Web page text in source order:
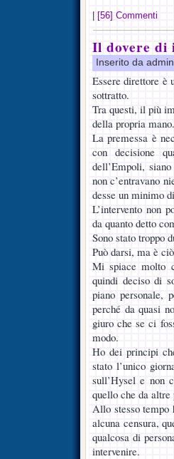
[56] Commenti
Il dovere di
Inserito da
Essere direttore è
sottratto.
Tra questi, il più
della propria mano.
La premessa è
con decisione
dell’Empoli,
non c’entravano
desse un minimo
L’intervento non
da quanto detto
Sono stato troppo
Può darsi, ma è
Mi spiace molto
quindi deciso di
piano personale,
perché da quasi
giuro che se ci
modo.
Ho dei principi
stato l’unico
sull’Hysel e non
quello che da
Allo stesso tempo
alcuna censura,
qualcosa di
intervenire.